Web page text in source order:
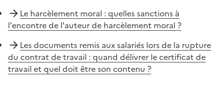
Le harcèlement moral : quelles sanctions à
l'encontre de l'auteur de harcèlement moral ?
Les documents remis aux salariés lors de la rupture
du contrat de travail : quand délivrer le certificat de
travail et quel doit être son contenu ?